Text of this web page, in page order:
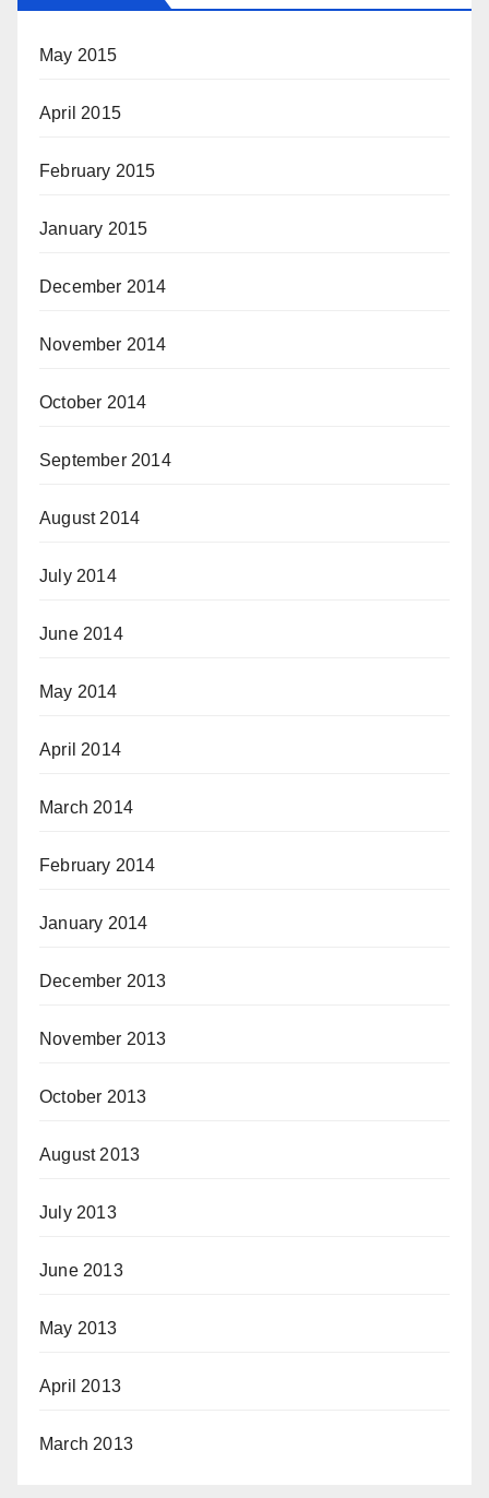
May 2015
April 2015
February 2015
January 2015
December 2014
November 2014
October 2014
September 2014
August 2014
July 2014
June 2014
May 2014
April 2014
March 2014
February 2014
January 2014
December 2013
November 2013
October 2013
August 2013
July 2013
June 2013
May 2013
April 2013
March 2013